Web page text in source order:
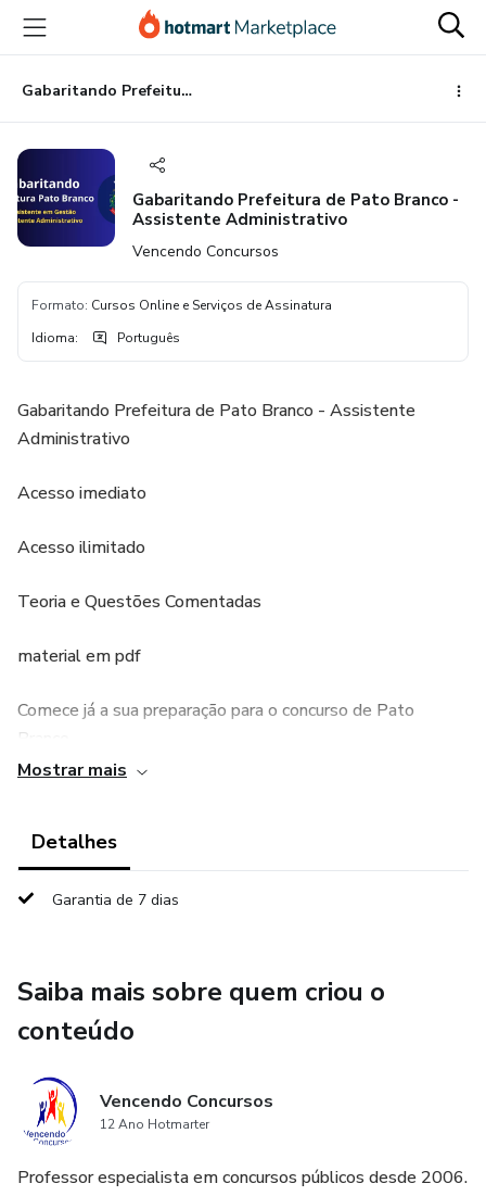
para
conteúdo
principal
para
pagamento
para
rodapé
Gabaritando Prefeitura de Pato Branco - Assistente Administrativo
Gabaritando Prefeitura de Pato Branco -
Assistente Administrativo
Vencendo Concursos
Formato: Cursos Online e Serviços de Assinatura
Idioma: Português
Gabaritando Prefeitura de Pato Branco - Assistente
Administrativo
Acesso imediato
Acesso ilimitado
Teoria e Questões Comentadas
material em pdf
Comece já a sua preparação para o concurso de Pato
Branco
Mostrar mais
Detalhes
Garantia de 7 dias
Saiba mais sobre quem criou o
conteúdo
Vencendo Concursos
12 Ano Hotmarter
Professor especialista em concursos públicos desde 2006.